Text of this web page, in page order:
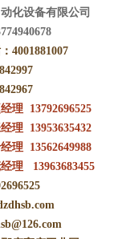
化设备有限公司
4001881007
理 13792696525
理 13953635432
理 13562649988
理 13963683455
装打塞三联机